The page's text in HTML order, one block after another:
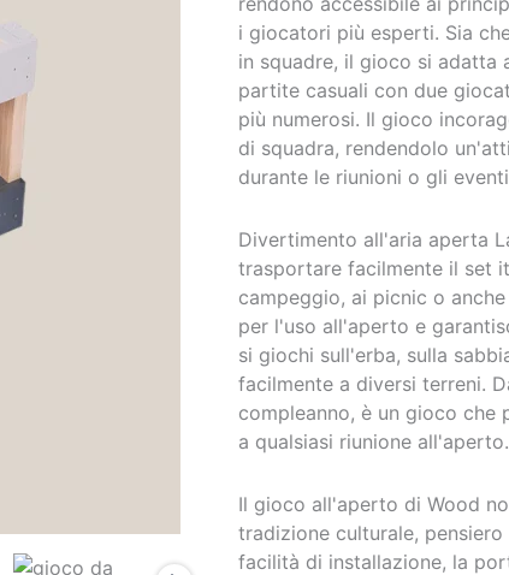
i giocatori più esperti. Sia
in squadre, il gioco si adatta
partite casuali con due
più numerosi. Il gioco
di squadra, rendendolo
durante le riunioni o gli
Divertimento all'aria aperta
trasportare facilmente il set
campeggio, ai picnic o
per l'uso all'aperto e
si giochi sull'erba, sulla
facilmente a diversi terreni.
compleanno, è un gioco
a qualsiasi riunione all'aperto.
Il gioco all'aperto di Wood
tradizione culturale,
facilità di installazione, la